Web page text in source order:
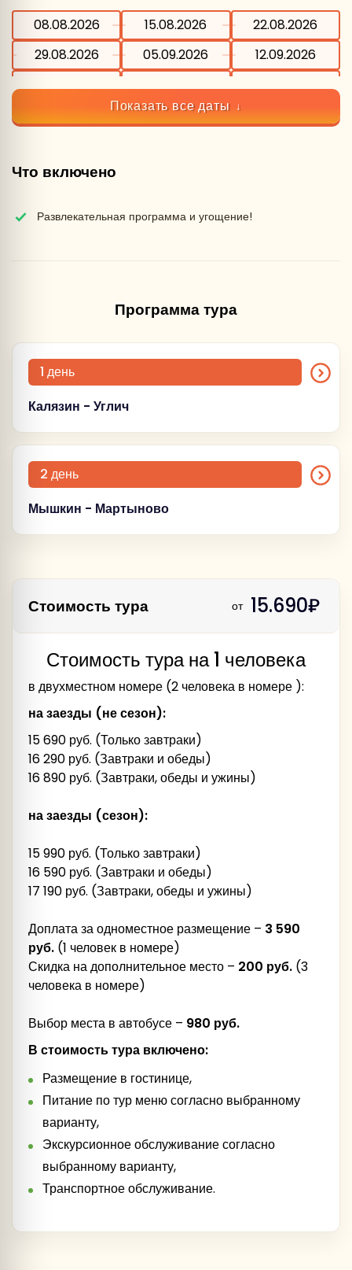
08.08.2026 15.08.2026
22.08.2026
29.08.2026
05.09.2026
12.09.2026
19.09.2026
26.09.2026
03.10.2026
10.10.2026
17.10.2026
24.10.2026
21.11.2026
Показать все даты
Что включено
Развлекательная программа и угощение!
Программа тура
1 день
Калязин - Углич
Самостоятельное прибытие туристов к
началу тура в г. Москву.
стоянка справа от гостиницы «Космос»
в г. Калязин
Калязин
«Тверской Атлантидой».
затопленной колокольней Николаевского
собора,
колокольни Никольского собора.
в г. Углич
Обзорная экскурсия по г. Угличу
Экскурсия по территории Угличского кремля,
Палаты царевича Димитрия
2 день
Мышкин - Мартыново
Завтрак
в г. Мышкин.
Мышкин
Экскурсионная программа в Мышкине:
Аллея славы, Успенский собор (внешний
осмотр),
«Русские валенки».
гончарной мастерской.
Мышкины палаты
в с. Мартыново.
Стоимость тура от 15.690₽
Стоимость тура на 1 человека
в двухместном номере (2 человека в номере ):
на заезды (не сезон):
15 690 руб. (Только завтраки)
16 290 руб. (Завтраки и обеды)
16 890 руб. (Завтраки, обеды и ужины)
на заезды (сезон):
15 990 руб. (Только завтраки)
16 590 руб. (Завтраки и обеды)
17 190 руб. (Завтраки, обеды и ужины)
Доплата за одноместное размещение – 3 590
руб. (1 человек в номере)
Скидка на дополнительное место – 200 руб. (3
человека в номере)
Выбор места в автобусе – 980 руб.
В стоимость тура включено:
Размещение в гостинице,
Питание по тур меню согласно выбранному
варианту,
Экскурсионное обслуживание согласно
выбранному варианту,
Транспортное обслуживание.